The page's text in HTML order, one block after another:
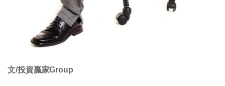
文/投資贏家Group